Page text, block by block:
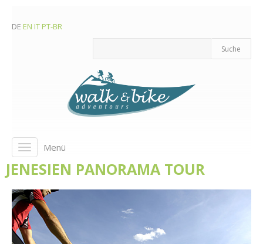
DE EN IT PT-BR
Toggle
navigation
Menü
JENESIEN PANORAMA TOUR